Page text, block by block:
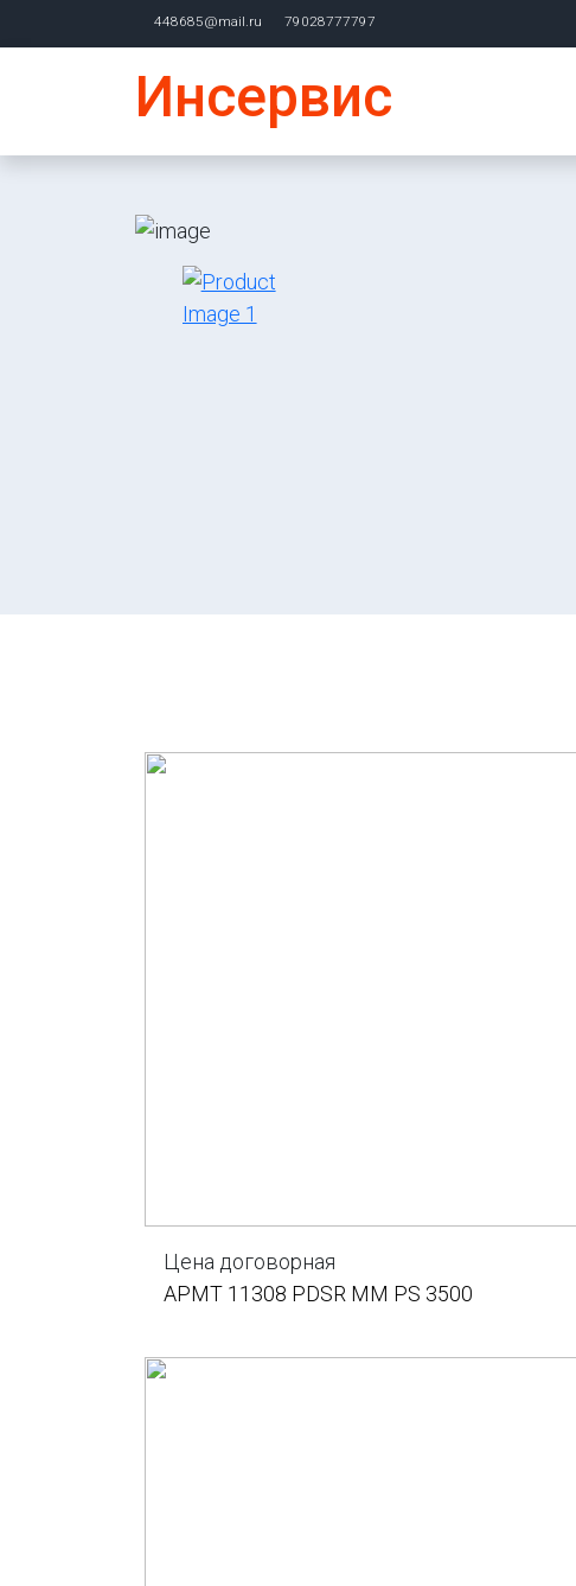
448685@mail.ru 79028777797
Инсервис
Цена договорная
APMT 11308 PDSR MM PS 3500